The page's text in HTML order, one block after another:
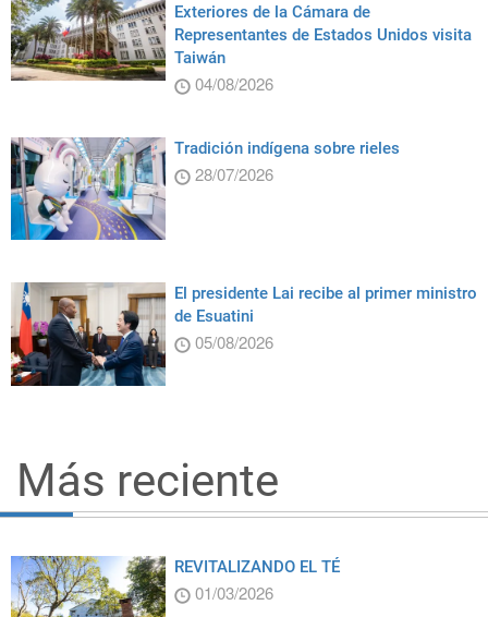
Exteriores de la Cámara de
Representantes de Estados Unidos visita
Taiwán
04/08/2026
Tradición indígena sobre rieles
28/07/2026
El presidente Lai recibe al primer ministro
de Esuatini
05/08/2026
Más reciente
REVITALIZANDO EL TÉ
01/03/2026